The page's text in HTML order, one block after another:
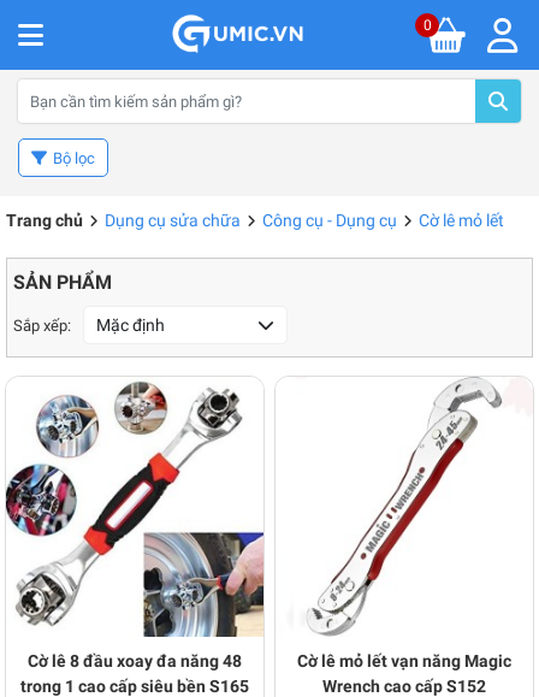
0
Bộ lọc
Trang chủ Dụng cụ sửa chữa Công cụ - Dụng cụ Cờ lê mỏ lết
SẢN PHẨM
Sắp xếp: Mặc định
Cờ lê 8 đầu xoay đa năng 48
trong 1 cao cấp siêu bền S165
Cờ lê mỏ lết vạn năng Magic
Wrench cao cấp S152